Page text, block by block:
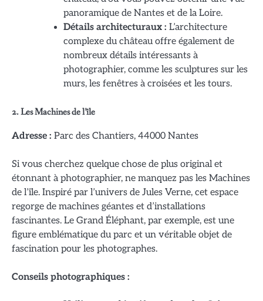
panoramique de Nantes et de la Loire.
Détails architecturaux : L’architecture
complexe du château offre également de
nombreux détails intéressants à
photographier, comme les sculptures sur les
murs, les fenêtres à croisées et les tours.
2.Les Machines de l’île
Adresse : Parc des Chantiers, 44000 Nantes
Si vous cherchez quelque chose de plus original et
étonnant à photographier, ne manquez pas les Machines
de l’île. Inspiré par l’univers de Jules Verne, cet espace
regorge de machines géantes et d’installations
fascinantes. Le Grand Éléphant, par exemple, est une
figure emblématique du parc et un véritable objet de
fascination pour les photographes.
Conseils photographiques :